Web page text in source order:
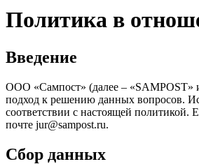
Политика в
Введение
ООО «Сампост» (далее – «SAMPOST»
подход к решению данных вопросов.
соответствии с настоящей политикой.
почте jur@sampost.ru.
Сбор данных